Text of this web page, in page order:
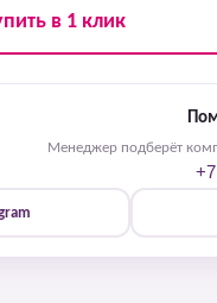
в 1 клик
Менеджер подберёт